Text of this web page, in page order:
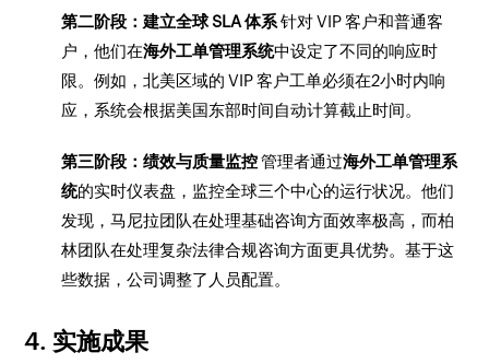
第二阶段：建立全球 SLA 体系针对 VIP 客户和普通客
户，他们在海外工单管理系统中设定了不同的响应时
限。例如，北美区域的 VIP 客户工单必须在2小时内响
应，系统会根据美国东部时间自动计算截止时间。
第三阶段：绩效与质量监控管理者通过海外工单管理系
统的实时仪表盘，监控全球三个中心的运行状况。他们
发现，马尼拉团队在处理基础咨询方面效率极高，而柏
林团队在处理复杂法律合规咨询方面更具优势。基于这
些数据，公司调整了人员配置。
4. 实施成果